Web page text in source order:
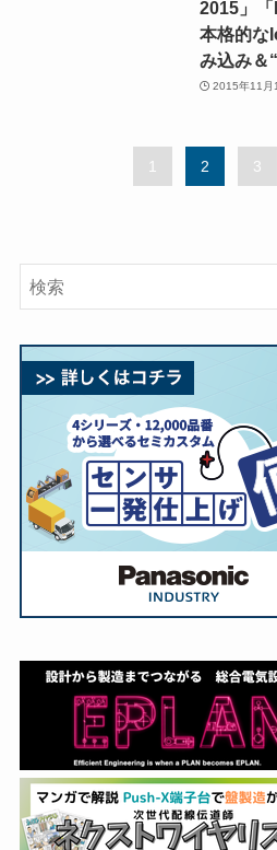
2015」
本格的な
み込み＆
2015年11月
1 2 3